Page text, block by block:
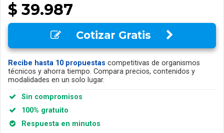
$ 39.987
Cotizar Gratis
Recibe hasta 10 propuestas competitivas de organismos
técnicos y ahorra tiempo. Compara precios, contenidos y
modalidades en un solo lugar.
Sin compromisos
100% gratuito
Respuesta en minutos